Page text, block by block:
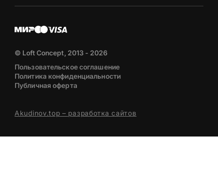
© Loft Concept, 2013 - 2026
Пользовательское соглашение
Политика конфиденциальности
Публичная оферта
Akudinov.top – разработка сайтов